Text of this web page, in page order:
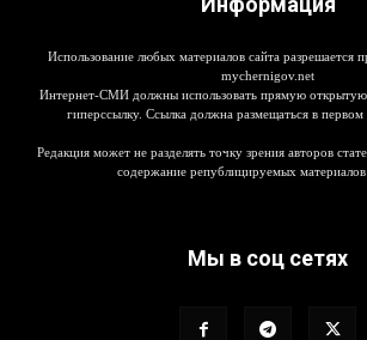
Использование любых материалов сайта разрешается
mychernigov.net
Интернет-СМИ должны использовать прямую открытую
гиперссылку. Ссылка должна размещаться в первом
Редакция может не разделять точку зрения авторов
содержание републицируемых материалов
Мы в соц сетях